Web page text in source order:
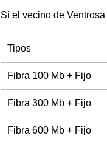
Si el vecino de
Tipos
Fibra 100 Mb + Fijo
Fibra 300 Mb + Fijo
Fibra 600 Mb + Fijo